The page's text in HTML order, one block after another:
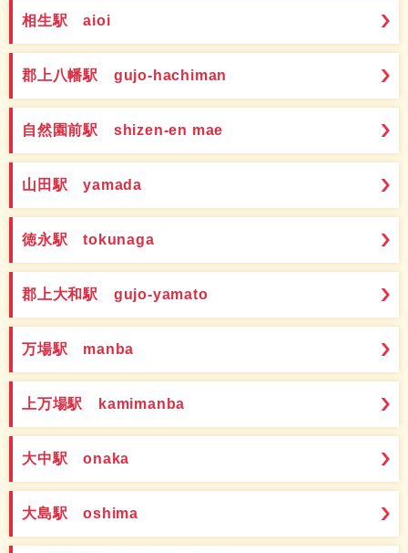
相生駅 aioi
郡上八幡駅 gujo-hachiman
自然園前駅 shizen-en mae
山田駅 yamada
徳永駅 tokunaga
郡上大和駅 gujo-yamato
万場駅 manba
上万場駅 kamimanba
大中駅 onaka
大島駅 oshima